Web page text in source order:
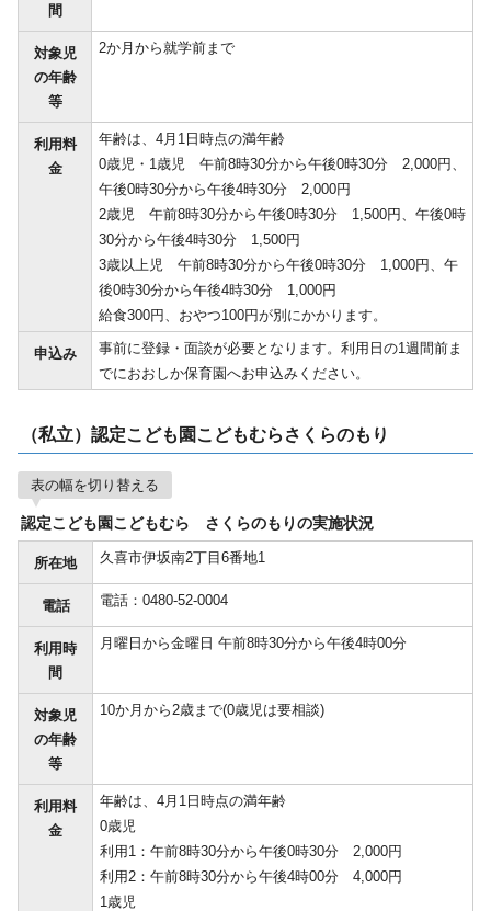
間
対象児
の年齢
等
2か月から就学前まで
利用料
金
年齢は、4月1日時点の満年齢
0歳児・1歳児 午前8時30分から午後0時30分 2,000円、
午後0時30分から午後4時30分 2,000円
2歳児 午前8時30分から午後0時30分 1,500円、午後0時
30分から午後4時30分 1,500円
3歳以上児 午前8時30分から午後0時30分 1,000円、午
後0時30分から午後4時30分 1,000円
給食300円、おやつ100円が別にかかります。
申込み
事前に登録・面談が必要となります。利用日の1週間前ま
でにおおしか保育園へお申込みください。
（私立）認定こども園こどもむらさくらのもり
表の幅を切り替える
認定こども園こどもむら さくらのもりの実施状況
所在地 久喜市伊坂南2丁目6番地1
電話 電話：0480-52-0004
利用時
間
月曜日から金曜日 午前8時30分から午後4時00分
対象児
の年齢
等
10か月から2歳まで(0歳児は要相談)
利用料
金
年齢は、4月1日時点の満年齢
0歳児
利用1：午前8時30分から午後0時30分 2,000円
利用2：午前8時30分から午後4時00分 4,000円
1歳児